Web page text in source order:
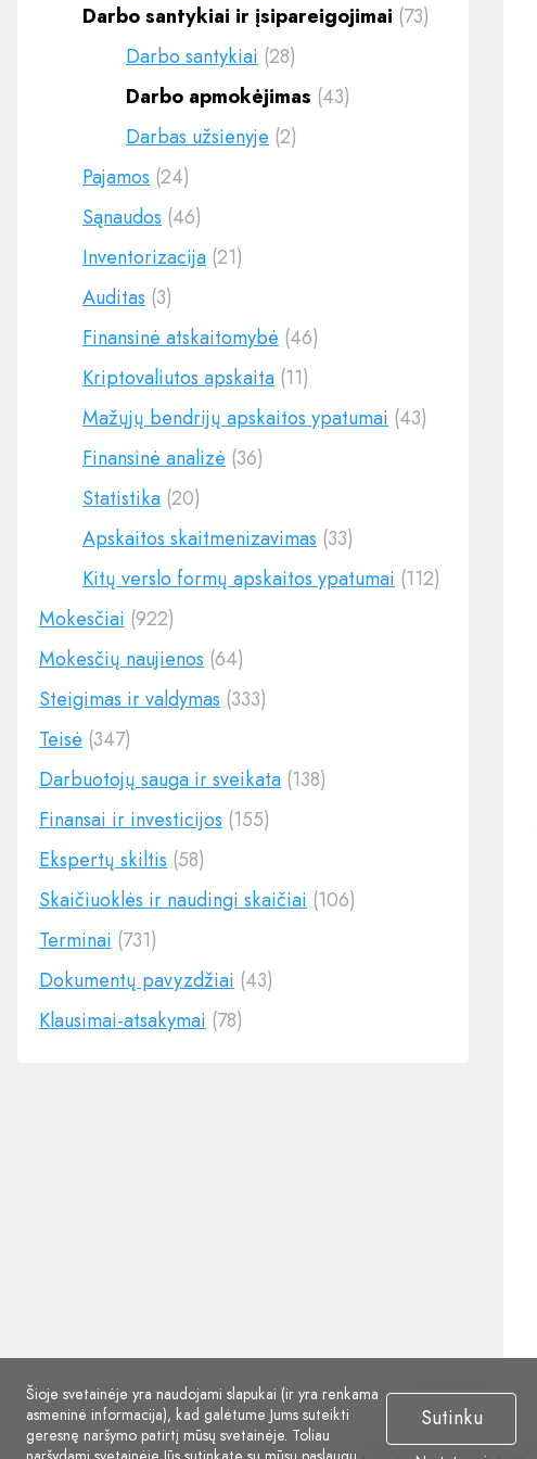
Darbo santykiai ir įsipareigojimai (73)
Darbo santykiai (28)
Darbo apmokėjimas (43)
Darbas užsienyje (2)
Pajamos (24)
Sąnaudos (46)
Inventorizacija (21)
Auditas (3)
Finansinė atskaitomybė (46)
Kriptovaliutos apskaita (11)
Mažųjų bendrijų apskaitos ypatumai (43)
Finansinė analizė (36)
Statistika (20)
Apskaitos skaitmenizavimas (33)
Kitų verslo formų apskaitos ypatumai (112)
Mokesčiai (922)
Mokesčių naujienos (64)
Steigimas ir valdymas (333)
Teisė (347)
Darbuotojų sauga ir sveikata (138)
Finansai ir investicijos (155)
Ekspertų skiltis (58)
Skaičiuoklės ir naudingi skaičiai (106)
Terminai (731)
Dokumentų pavyzdžiai (43)
Klausimai-atsakymai (78)
Šioje svetainėje yra naudojami slapukai (ir yra renkama
asmeninė informacija), kad galėtume Jums suteikti
geresnę naršymo patirtį mūsų svetainėje. Toliau
Sutinku